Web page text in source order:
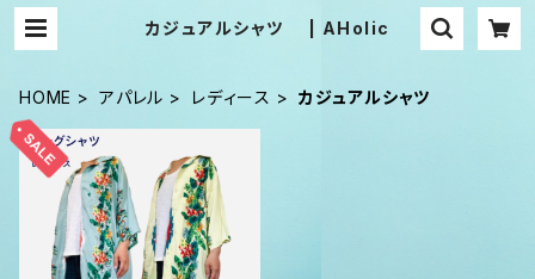
カジュアルシャツ | AHolic
HOME アパレル レディース カジュアルシャツ